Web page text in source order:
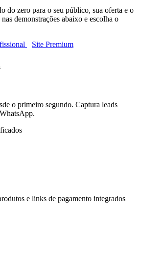
do zero para o seu público, sua oferta e o
demonstrações abaixo e escolha o
Site Premium
o primeiro segundo. Captura leads
e links de pagamento integrados